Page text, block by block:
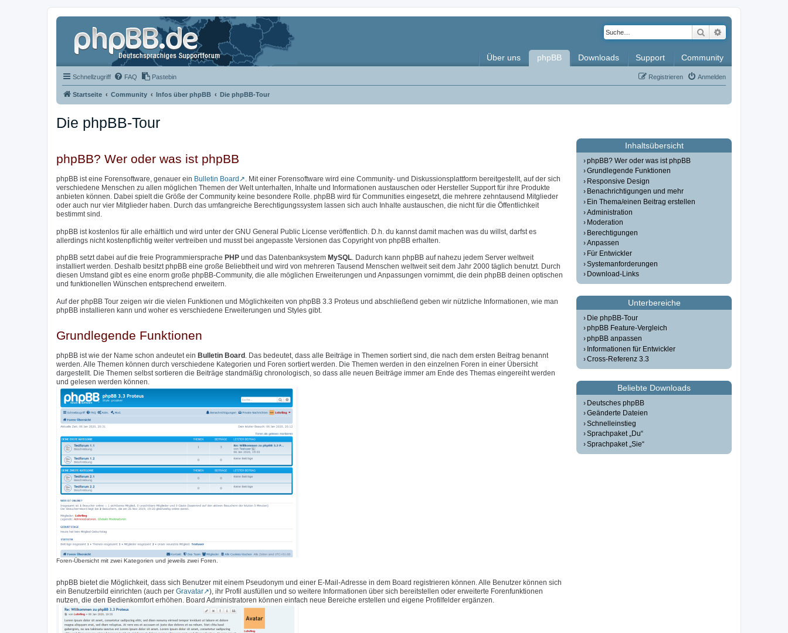
Suche
Über uns phpBB Downloads Support Community
Schnellzugriff FAQ Pastebin Anmelden
Registrieren
Startseite Community Infos über phpBB Die phpBB-Tour
Die phpBB-Tour
phpBB? Wer oder was ist phpBB
phpBB ist eine Forensoftware, genauer ein Bulletin Board
. Mit einer Forensoftware wird eine Community- und Diskussionsplattform bereitgestellt, auf der sich
verschiedene Menschen zu allen möglichen Themen der Welt unterhalten, Inhalte und Informationen austauschen oder Hersteller Support für ihre Produkte
anbieten können. Dabei spielt die Größe der Community keine besondere Rolle. phpBB wird für Communities eingesetzt, die mehrere zehntausend Mitglieder
oder auch nur vier Mitglieder haben. Durch das umfangreiche Berechtigungssystem lassen sich auch Inhalte austauschen, die nicht für die Öffentlichkeit
bestimmt sind.
phpBB ist kostenlos für alle erhältlich und wird unter der GNU General Public License veröffentlich. D.h. du kannst damit machen was du willst, darfst es
allerdings nicht kostenpflichtig weiter vertreiben und musst bei angepasste Versionen das Copyright von phpBB erhalten.
phpBB setzt dabei auf die freie Programmiersprache PHP und das Datenbanksystem MySQL. Dadurch kann phpBB auf nahezu jedem Server weltweit
installiert werden. Deshalb besitzt phpBB eine große Beliebtheit und wird von mehreren Tausend Menschen weltweit seit dem Jahr 2000 täglich benutzt. Durch
diesen Umstand gibt es eine enorm große phpBB-Community, die alle möglichen Erweiterungen und Anpassungen vornimmt, die dein phpBB deinen optischen
und funktionellen Wünschen entsprechend erweitern.
Auf der phpBB Tour zeigen wir die vielen Funktionen und Möglichkeiten von phpBB 3.3 Proteus und abschließend geben wir nützliche Informationen, wie man
phpBB installieren kann und woher es verschiedene Erweiterungen und Styles gibt.
Grundlegende Funktionen
phpBB ist wie der Name schon andeutet ein Bulletin Board . Das bedeutet, dass alle Beiträge in Themen sortiert sind, die nach dem ersten Beitrag benannt
werden. Alle Themen können durch verschiedene Kategorien und Foren sortiert werden. Die Themen werden in den einzelnen Foren in einer Übersicht
dargestellt. Die Themen selbst sortieren die Beiträge standmäßig chronologisch, so dass alle neuen Beiträge immer am Ende des Themas eingereiht werden
und gelesen werden können.
Foren-Übersicht mit zwei Kategorien und jeweils zwei Foren.
phpBB bietet die Möglichkeit, dass sich Benutzer mit einem Pseudonym und einer E-Mail-Adresse in dem Board registrieren können. Alle Benutzer können sich
ein Benutzerbild einrichten (auch per Gravatar
), ihr Profil ausfüllen und so weitere Informationen über sich bereitstellen oder erweiterte Forenfunktionen
nutzen, die den Bedienkomfort erhöhen. Board Administratoren können einfach neue Bereiche erstellen und eigene Profilfelder ergänzen.
Inhaltsübersicht
phpBB? Wer oder was ist phpBB
Grundlegende Funktionen
Responsive Design
Benachrichtigungen und mehr
Ein Thema/einen Beitrag erstellen
Administration
Moderation
Berechtigungen
Anpassen
Für Entwickler
Systemanforderungen
Download-Links
Unterbereiche
Die phpBB-Tour
phpBB Feature-Vergleich
phpBB anpassen
Informationen für Entwickler
Cross-Referenz 3.3
Beliebte Downloads
Deutsches phpBB
Geänderte Dateien
Schnelleinstieg
Sprachpaket „Du“
Sprachpaket „Sie“